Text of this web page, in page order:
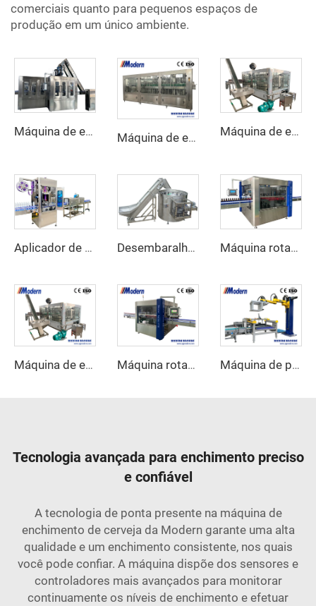
comerciais quanto para pequenos espaços de
produção em um único ambiente.
Máquina de enchimento de refrigerantes
Máquina de enchimento de refrigerantes em garrafa de vidro
Máquina de enchimento de garrafas de cerveja
Aplicador de etiquetas de manga retrátil Desembaralhador Automático de Garrafas Máquina rotativa de etiquetagem de adesivos autoadesivos
Máquina de embalagem de cerveja Máquina rotativa de etiquetagem com cola hot melt Máquina de paletização automática
Tecnologia avançada para enchimento preciso
e confiável
A tecnologia de ponta presente na máquina de
enchimento de cerveja da Modern garante uma alta
qualidade e um enchimento consistente, nos quais
você pode confiar. A máquina dispõe dos sensores e
controladores mais avançados para monitorar
continuamente os níveis de enchimento e efetuar